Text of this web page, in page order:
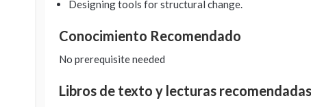
Designing tools for structural change.
Conocimiento Recomendado
No prerequisite needed
Libros de texto y lecturas recomendadas